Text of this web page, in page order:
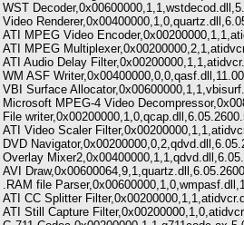
WST
Video
ATI MPEG Video
ATI MPEG
ATI Audio Delay
WM ASF
VBI Surface
Microsoft MPEG-4 Video
File
ATI Video Scaler
DVD
Overlay
AVI
.RAM file
ATI CC Splitter
ATI Still Capture